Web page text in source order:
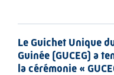
Le Guichet Unique
Guinée (GUCEG) a
la cérémonie «